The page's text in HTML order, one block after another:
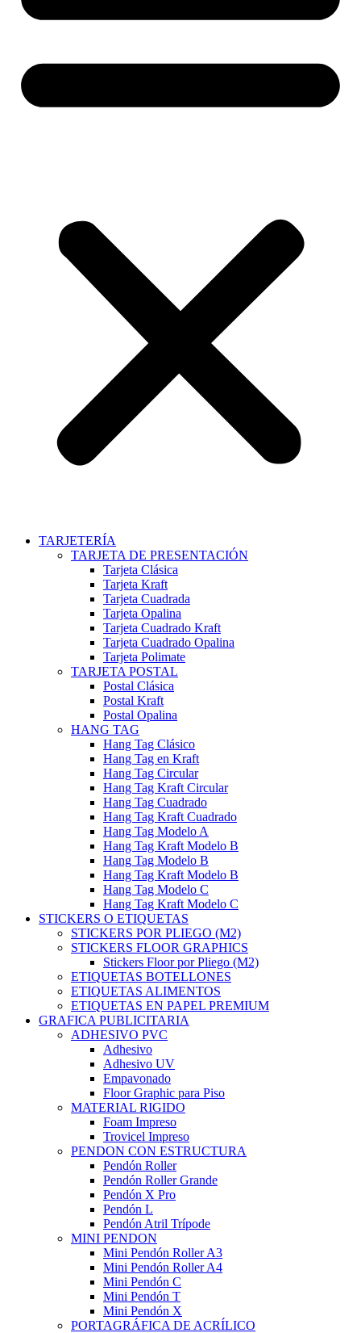
TARJETERÍA
TARJETA DE PRESENTACIÓN
Tarjeta Clásica
Tarjeta Kraft
Tarjeta Cuadrada
Tarjeta Opalina
Tarjeta Cuadrado Kraft
Tarjeta Cuadrado Opalina
Tarjeta Polimate
TARJETA POSTAL
Postal Clásica
Postal Kraft
Postal Opalina
HANG TAG
Hang Tag Clásico
Hang Tag en Kraft
Hang Tag Circular
Hang Tag Kraft Circular
Hang Tag Cuadrado
Hang Tag Kraft Cuadrado
Hang Tag Modelo A
Hang Tag Kraft Modelo B
Hang Tag Modelo B
Hang Tag Kraft Modelo B
Hang Tag Modelo C
Hang Tag Kraft Modelo C
STICKERS O ETIQUETAS
STICKERS POR PLIEGO (M2)
STICKERS FLOOR GRAPHICS
Stickers Floor por Pliego (M2)
ETIQUETAS BOTELLONES
ETIQUETAS ALIMENTOS
ETIQUETAS EN PAPEL PREMIUM
GRAFICA PUBLICITARIA
ADHESIVO PVC
Adhesivo
Adhesivo UV
Empavonado
Floor Graphic para Piso
MATERIAL RIGIDO
Foam Impreso
Trovicel Impreso
PENDON CON ESTRUCTURA
Pendón Roller
Pendón Roller Grande
Pendón X Pro
Pendón L
Pendón Atril Trípode
MINI PENDON
Mini Pendón Roller A3
Mini Pendón Roller A4
Mini Pendón C
Mini Pendón T
Mini Pendón X
PORTAGRÁFICA DE ACRÍLICO